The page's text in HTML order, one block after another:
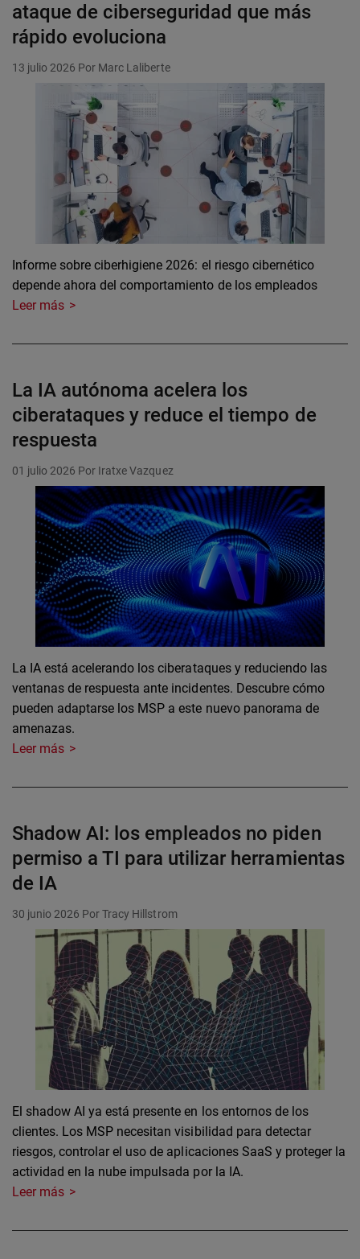
ataque de ciberseguridad que más
rápido evoluciona
13 julio 2026 Por Marc Laliberte
Informe sobre ciberhigiene 2026: el riesgo cibernético
depende ahora del comportamiento de los empleados
Leer más
La IA autónoma acelera los
ciberataques y reduce el tiempo de
respuesta
01 julio 2026 Por Iratxe Vazquez
La IA está acelerando los ciberataques y reduciendo las
ventanas de respuesta ante incidentes. Descubre cómo
pueden adaptarse los MSP a este nuevo panorama de
amenazas.
Leer más
Shadow AI: los empleados no piden
permiso a TI para utilizar herramientas
de IA
30 junio 2026 Por Tracy Hillstrom
El shadow AI ya está presente en los entornos de los
clientes. Los MSP necesitan visibilidad para detectar
riesgos, controlar el uso de aplicaciones SaaS y proteger la
actividad en la nube impulsada por la IA.
Leer más